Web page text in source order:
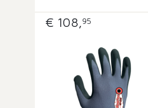
€ 108,95